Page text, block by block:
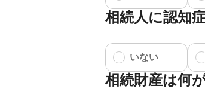
相続人に認知
いない
相続財産は何